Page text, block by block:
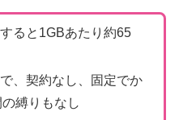
ると1GBあたり約65
、契約なし、固定でか
縛りもなし